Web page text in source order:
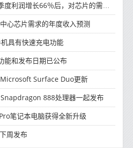
润增长66％后，对芯片的需求将增强
心芯片需求的年度收入预测
具有快速充电功能
能和发布日期已公布
Surface Duo更新
888处理器一起发布
笔记本电脑获得全新升级
周发布